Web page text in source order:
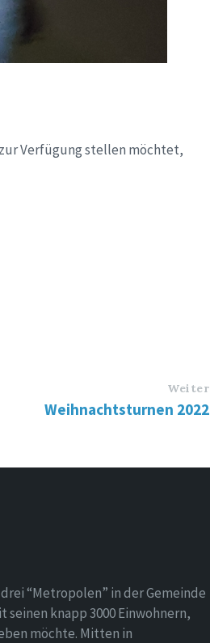
Verfügung stellen möchtet,
Weiter
Weihnachtsturnen 2022
“Metropolen” in der Gemeinde
knapp 3000 Einwohnern,
möchte. Mitten in